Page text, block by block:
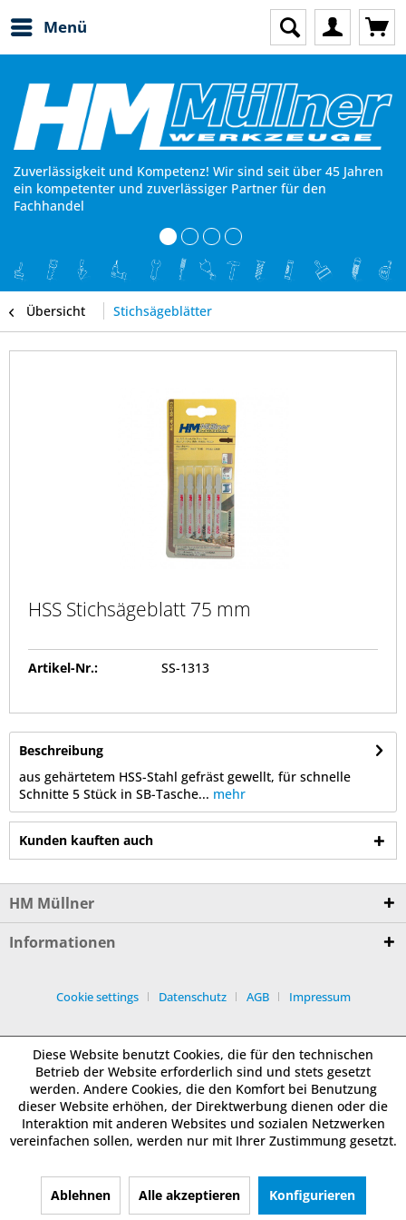
Menü
Zuverlässigkeit und Kompetenz! Wir sind seit über 45 Jahren
ein kompetenter und zuverlässiger Partner für den
Fachhandel
Übersicht Stichsägeblätter
HSS Stichsägeblatt 75 mm
Artikel-Nr.: SS-1313
Beschreibung
aus gehärtetem HSS-Stahl gefräst gewellt, für schnelle
Schnitte 5 Stück in SB-Tasche... mehr
Kunden kauften auch
HM Müllner
Informationen
Cookie settings Datenschutz AGB Impressum
Diese Website benutzt Cookies, die für den technischen
Betrieb der Website erforderlich sind und stets gesetzt
werden. Andere Cookies, die den Komfort bei Benutzung
dieser Website erhöhen, der Direktwerbung dienen oder die
Interaktion mit anderen Websites und sozialen Netzwerken
vereinfachen sollen, werden nur mit Ihrer Zustimmung gesetzt.
Ablehnen Alle akzeptieren Konfigurieren